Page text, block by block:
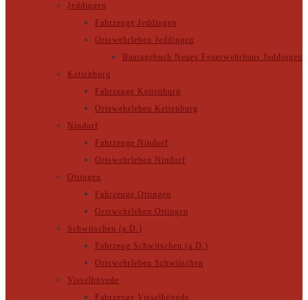
Jeddingen
Fahrzeuge Jeddingen
Ortswehrleben Jeddingen
Bautagebuch Neues Feuerwehrhaus Jeddingen
Kettenburg
Fahrzeuge Kettenburg
Ortswehrleben Kettenburg
Nindorf
Fahrzeuge Nindorf
Ortswehrleben Nindorf
Ottingen
Fahrzeuge Ottingen
Ortswehrleben Ottingen
Schwitschen (a.D.)
Fahrzeug Schwitschen (a.D.)
Ortswehrleben Schwitschen
Visselhövede
Fahrzeuge Visselhövede